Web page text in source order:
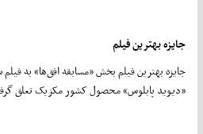
جایزه بهترین فیلم
جایزه بهترین فیلم بخش «مسابقه افق‌ها» به
«دیوید پابلوس» محصول کشور مکزیک تعلق